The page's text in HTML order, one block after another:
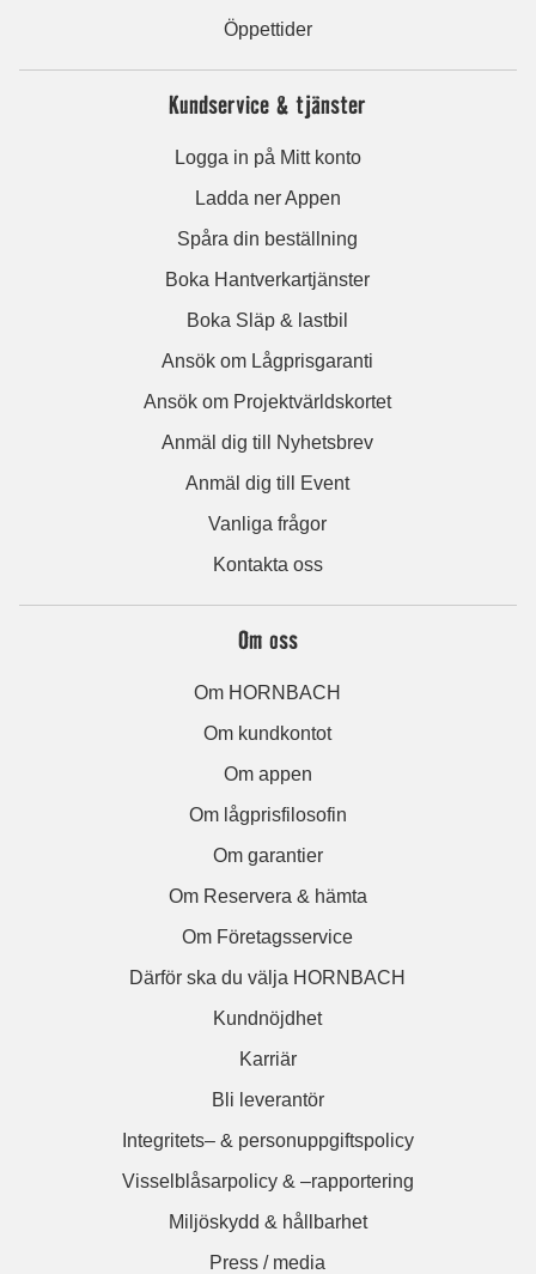
Öppettider
Kundservice & tjänster
Logga in på Mitt konto
Ladda ner Appen
Spåra din beställning
Boka Hantverkartjänster
Boka Släp & lastbil
Ansök om Lågprisgaranti
Ansök om Projektvärldskortet
Anmäl dig till Nyhetsbrev
Anmäl dig till Event
Vanliga frågor
Kontakta oss
Om oss
Om HORNBACH
Om kundkontot
Om appen
Om lågprisfilosofin
Om garantier
Om Reservera & hämta
Om Företagsservice
Därför ska du välja HORNBACH
Kundnöjdhet
Karriär
Bli leverantör
Integritets– & personuppgiftspolicy
Visselblåsarpolicy & –rapportering
Miljöskydd & hållbarhet
Press / media